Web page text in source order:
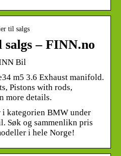
til salgs
– FINN.no
Bil
m5 3.6 Exhaust manifold.
Pistons with rods,
more details.
kategorien BMW under
Søk og sammenlikn pris
i hele Norge!